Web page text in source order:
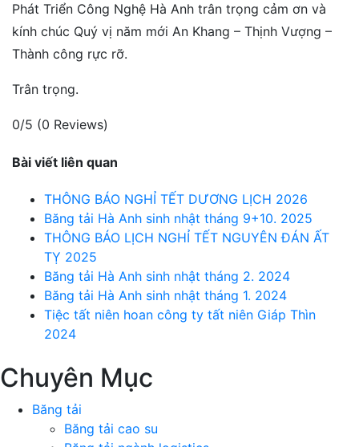
Phát Triển Công Nghệ Hà Anh trân trọng cảm ơn và
kính chúc Quý vị năm mới An Khang – Thịnh Vượng –
Thành công rực rỡ.
Trân trọng.
0/5 (0 Reviews)
Bài viết liên quan
THÔNG BÁO NGHỈ TẾT DƯƠNG LỊCH 2026
Băng tải Hà Anh sinh nhật tháng 9+10. 2025
THÔNG BÁO LỊCH NGHỈ TẾT NGUYÊN ĐÁN ẤT
TỴ 2025
Băng tải Hà Anh sinh nhật tháng 2. 2024
Băng tải Hà Anh sinh nhật tháng 1. 2024
Tiệc tất niên hoan công ty tất niên Giáp Thìn
2024
Chuyên Mục
Băng tải
Băng tải cao su